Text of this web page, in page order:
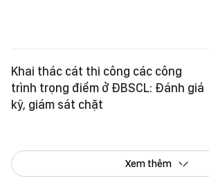
Khai thác cát thi công các công
trình trọng điểm ở ĐBSCL: Đánh giá
kỹ, giám sát chặt
Xem thêm